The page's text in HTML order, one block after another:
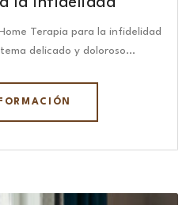
Terapia para la infidelidad
delicado y doloroso…